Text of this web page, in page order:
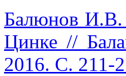
Балюнов И.В.
Цинке //
2016. С. 211-